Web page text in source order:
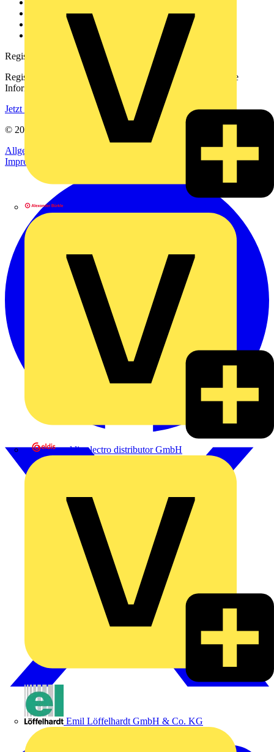
eldis electro distributor GmbH
Emil Löffelhardt GmbH & Co. KG
Downloadbereich (PDFs)
Häufig gestellte Fragen
voltimum.com
Registrierung
Registrieren Sie sich kostenlos und erhalten Sie stets aktuelle
Informationen aus der Elektroindustrie.
Jetzt registrieren
© 2002-
Allgemeine Geschäftsbedingungen
Datenschutzerklärung
Impressum